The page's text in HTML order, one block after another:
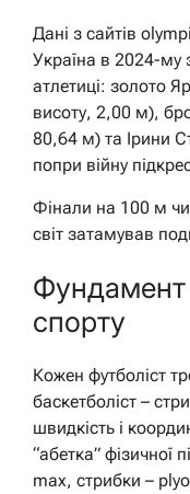
Дані з сайтів
Україна в 2024-му
атлетиці: золото
висоту, 2,00 м),
80,64 м) та Ірини
попри війну
Фінали на 100 м
світ затамував
Фундамент
спорту
Кожен футболіст
баскетболіст –
швидкість і
“абетка” фізичної
max, стрибки –